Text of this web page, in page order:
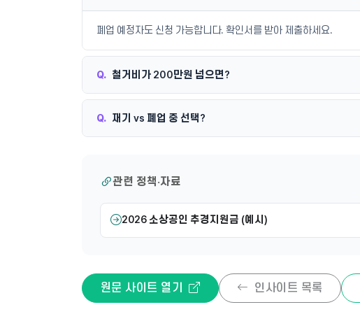
폐업 예정자도 신청 가능합니다. 확인서를 받아 제출하세요.
Q. 철거비가 200만원 넘으면?
Q. 재기 vs 폐업 중 선택?
관련 정책·자료
2026 소상공인 추경지원금 (예시)
원문 사이트 열기 인사이트 목록